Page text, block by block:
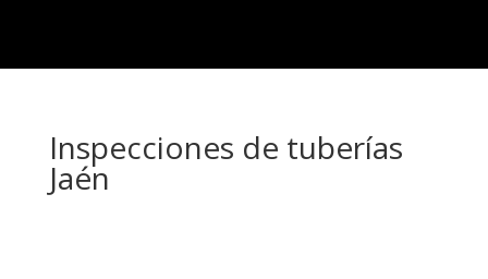
Inspecciones de tuberías
Jaén